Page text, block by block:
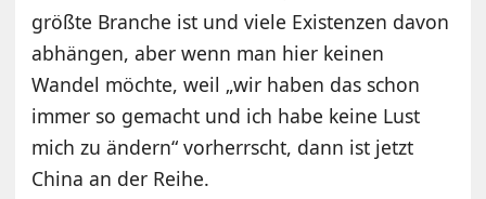
größte Branche ist und viele Existenzen davon
abhängen, aber wenn man hier keinen
Wandel möchte, weil „wir haben das schon
immer so gemacht und ich habe keine Lust
mich zu ändern“ vorherrscht, dann ist jetzt
China an der Reihe.